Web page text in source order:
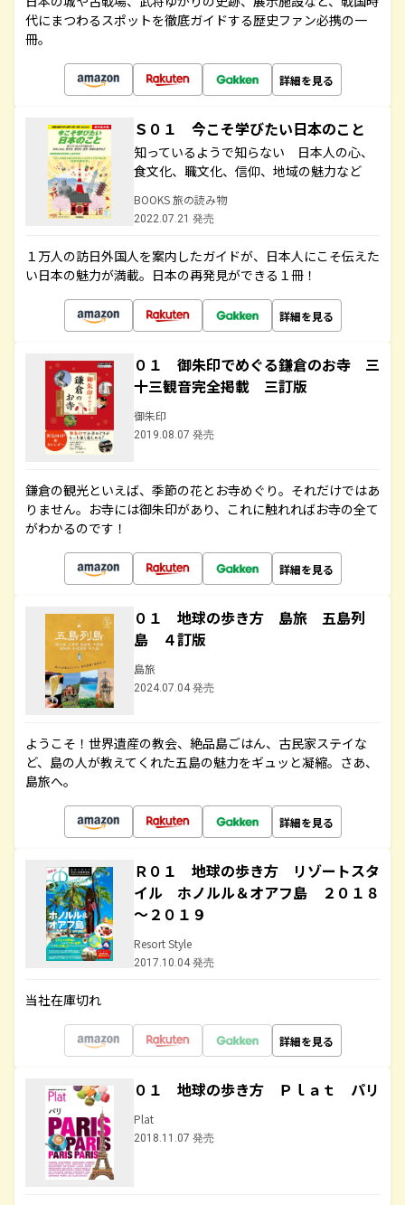
代にまつわるスポットを徹底ガイドする歴史ファン必携の一
冊。
詳細を見る
Ｓ０１ 今こそ学びたい日本のこと
知っているようで知らない 日本人の心、
食文化、職文化、信仰、地域の魅力など
BOOKS 旅の読み物
2022.07.21 発売
１万人の訪日外国人を案内したガイドが、日本人にこそ伝えた
い日本の魅力が満載。日本の再発見ができる１冊！
詳細を見る
０１ 御朱印でめぐる鎌倉のお寺 三
十三観音完全掲載 三訂版
御朱印
2019.08.07 発売
鎌倉の観光といえば、季節の花とお寺めぐり。それだけではあ
りません。お寺には御朱印があり、これに触れればお寺の全て
がわかるのです！
詳細を見る
０１ 地球の歩き方 島旅 五島列
島 ４訂版
島旅
2024.07.04 発売
ようこそ！世界遺産の教会、絶品島ごはん、古民家ステイな
ど、島の人が教えてくれた五島の魅力をギュッと凝縮。さあ、
島旅へ。
詳細を見る
Ｒ０１ 地球の歩き方 リゾートスタ
イル ホノルル＆オアフ島 ２０１８
～２０１９
Resort Style
2017.10.04 発売
当社在庫切れ
詳細を見る
０１ 地球の歩き方 Ｐｌａｔ パリ
Plat
2018.11.07 発売